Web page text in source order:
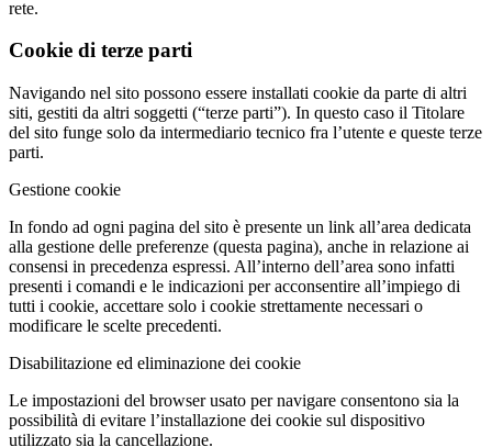
rete.
Cookie di terze parti
Navigando nel sito possono essere installati cookie da parte di altri
siti, gestiti da altri soggetti (“terze parti”). In questo caso il Titolare
del sito funge solo da intermediario tecnico fra l’utente e queste terze
parti.
Gestione cookie
In fondo ad ogni pagina del sito è presente un link all’area dedicata
alla gestione delle preferenze (questa pagina), anche in relazione ai
consensi in precedenza espressi. All’interno dell’area sono infatti
presenti i comandi e le indicazioni per acconsentire all’impiego di
tutti i cookie, accettare solo i cookie strettamente necessari o
modificare le scelte precedenti.
Disabilitazione ed eliminazione dei cookie
Le impostazioni del browser usato per navigare consentono sia la
possibilità di evitare l’installazione dei cookie sul dispositivo
utilizzato sia la cancellazione.